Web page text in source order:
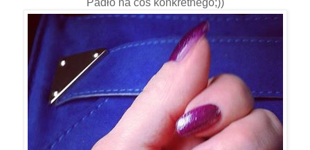
Padło na coś konkretnego;))